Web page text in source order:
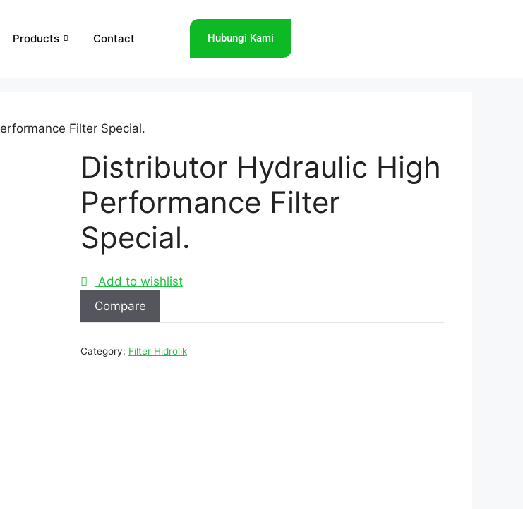
Products Contact Hubungi Kami
Filter Special.
Distributor Hydraulic High
Performance Filter
Special.
Add to wishlist
Compare
Category: Filter Hidrolik